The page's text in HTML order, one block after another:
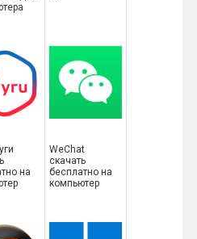
на
WeChat
скачать
бесплатно на
компьютер